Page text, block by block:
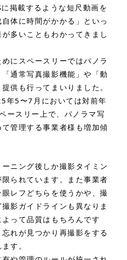
掲載するような短尺動画を
体に時間がかかる」といっ
多いこともわかってきまし
にスペースリーではパノラ
通常写真撮影機能」や「動
供も行ってまいりました。
年5〜7月においては対前年
ースリー上で、パノラマ写
管理する事業者様も増加傾
ニング後しか撮影タイミン
られています。また事業者
レフどちらを使うかや、撮
影ガイドラインも異なりま
って品質はもちろんです
れが見つかり再撮影をする
す。